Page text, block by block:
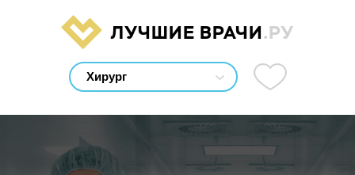
ЛУЧШИЕ ВРАЧИ.РУ